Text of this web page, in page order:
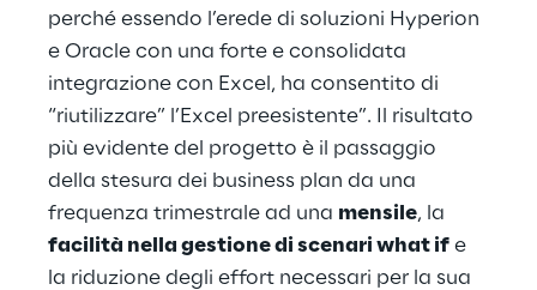
perché essendo l’erede di soluzioni Hyperion
e Oracle con una forte e consolidata
integrazione con Excel, ha consentito di
“riutilizzare” l’Excel preesistente”. Il risultato
più evidente del progetto è il passaggio
della stesura dei business plan da una
frequenza trimestrale ad una mensile, la
facilità nella gestione di scenari what if e
la riduzione degli effort necessari per la sua